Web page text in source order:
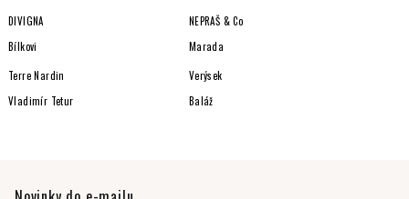
DIVIGNA
NEPRAŠ & Co
Bílkovi
Marada
Terre Nardin
Verýsek
Vladimír Tetur
Baláž